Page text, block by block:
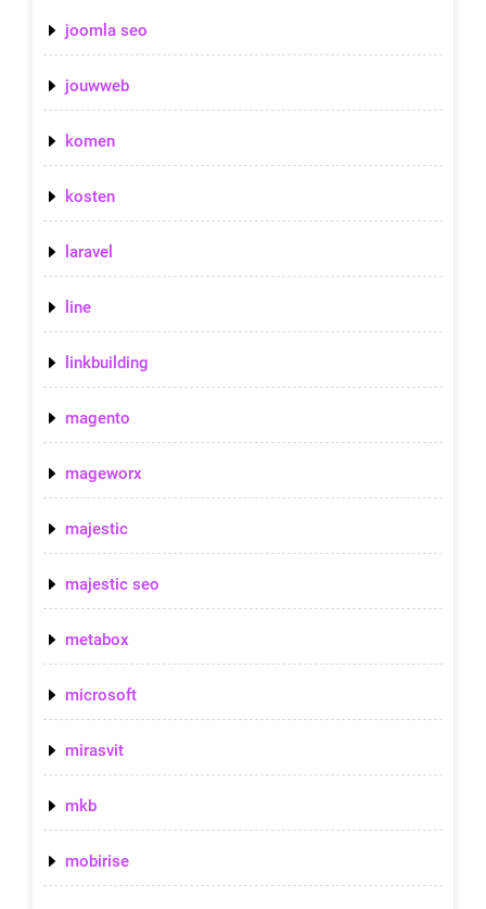
joomla seo
jouwweb
komen
kosten
laravel
line
linkbuilding
magento
mageworx
majestic
majestic seo
metabox
microsoft
mirasvit
mkb
mobirise